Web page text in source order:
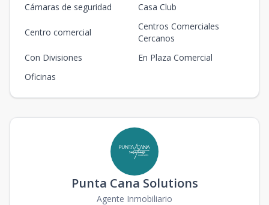
Cámaras de seguridad
Casa Club
Centro comercial
Centros Comerciales
Cercanos
Con Divisiones
En Plaza Comercial
Oficinas
Punta Cana Solutions
Agente Inmobiliario